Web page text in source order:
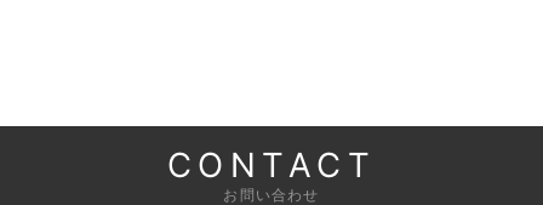
CONTACT
お問い合わせ